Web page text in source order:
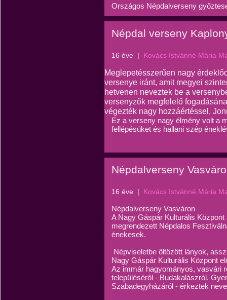
Országos Népdalverseny
Népdal verseny
16 éve | Kovács Istvánné Mária
Meglepetésszerűen nagy
versenye iránt, amit megyei
hetvenen neveztek be a
versenyzők megfelelő
végezték nagy hozzáértéssel,
Ez a verseny nagy élmény volt a
fellépésüket és hallani szép
Népdalverseny
16 éve | Kovács Istvánné Mária
Népdalverseny Vasváron
A Nagy Gáspár Kulturális
megrendezett Népdalos
énekesek.
Népviseletbe öltözött lányok,
Nagy Gáspár Kulturális Központ
Az immár hagyományos, vasvári
településéről - Budakalászról,
Szabadegyházáról - érkeztek